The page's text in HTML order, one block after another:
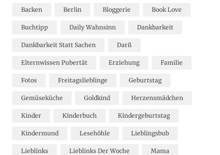
Backen Berlin Bloggerie Book Love
Buchtipp Daily Wahnsinn Dankbarkeit
Dankbarkeit Statt Sachen Darß
Elternwissen Pubertät Erziehung Familie
Fotos Freitagslieblinge Geburtstag
Gemüseküche Goldkind Herzensmädchen
Kinder Kinderbuch Kindergeburtstag
Kindermund Lesehöhle Lieblingsbub
Lieblinks Lieblinks Der Woche Mama